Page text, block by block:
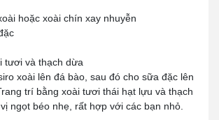
hoặc xoài chín xay nhuyễn
tươi và thạch dừa
xoài lên đá bào, sau đó cho sữa đặc lên
trí bằng xoài tươi thái hạt lựu và thạch
ngọt béo nhẹ, rất hợp với các bạn nhỏ.